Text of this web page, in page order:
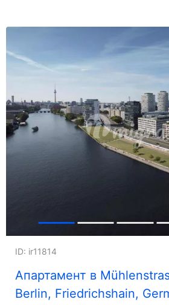
Апартамент в
Berlin, Friedrichshain,
ID: ir11814